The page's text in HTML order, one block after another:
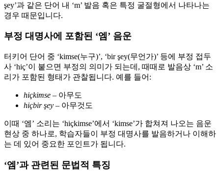
şey’과 같은 단어 내 ‘m’ 발음 혹은 특정 굴절형에서 나타나는
경우 때문입니다.
부정 대명사에 포함된 ‘엠’ 음운
터키어 단어 중 ‘kimse(누구)’, ‘bir şey(무언가)’ 등에 부정 접두
사 ‘hiç’이 붙으면 부정의 의미가 되는데, 때때로 발음상 ‘m’ 소
리가 포함된 형태가 관찰됩니다. 예를 들어:
hiçkimse – 아무도
hiçbir şey – 아무것도
이때 ‘엠’ 소리는 ‘hiçkimse’에서 ‘kimse’가 합쳐져 나오는 음운
현상 중 하나로, 학습자들이 부정 대명사를 발음하거나 이해하
는 데 있어 중요한 포인트가 됩니다.
‘엠’과 관련된 문법적 특징